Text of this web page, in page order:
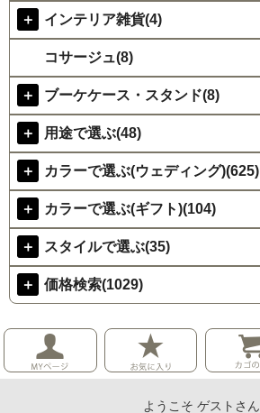
＋ インテリア雑貨(4)
コサージュ(8)
＋ ブーケケース・スタンド(8)
＋ 用途で選ぶ(48)
＋ カラーで選ぶ(ウェディング)(625)
＋ カラーで選ぶ(ギフト)(104)
＋ スタイルで選ぶ(35)
＋ 価格検索(1029)
ようこそ ゲストさん